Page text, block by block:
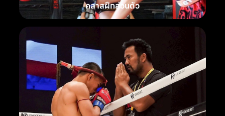
คลาสฝึกส่วนตัว